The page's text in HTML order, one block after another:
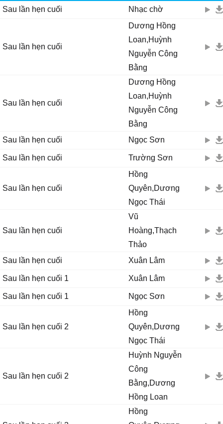
Nhìn cảnh đời ngăn cách đôi nơi .
Sau lần hẹn cuối Nhạc chờ
Sau lần hẹn cuối
Dương Hồng
Loan,Huỳnh
Nguyễn Công
Bằng
Sau lần hẹn cuối
Dương Hồng
Loan,Huỳnh
Nguyễn Công
Bằng
Sau lần hẹn cuối
Ngọc Sơn
Sau lần hẹn cuối Trường Sơn
Sau lần hẹn cuối
Hồng
Quyên,Dương
Ngọc Thái
Sau lần hẹn cuối
Vũ
Hoàng,Thạch
Thảo
Sau lần hẹn cuối
Xuân Lâm
Sau lần hẹn cuối 1 Xuân Lâm
Sau lần hẹn cuối 1 Ngọc Sơn
Sau lần hẹn cuối 2
Hồng
Quyên,Dương
Ngọc Thái
Sau lần hẹn cuối 2
Huỳnh Nguyễn
Công
Bằng,Dương
Hồng Loan
Hồng